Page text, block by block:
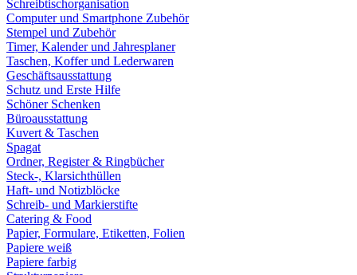
Schreibtischorganisation
Computer und Smartphone Zubehör
Stempel und Zubehör
Timer, Kalender und Jahresplaner
Taschen, Koffer und Lederwaren
Geschäftsausstattung
Schutz und Erste Hilfe
Schöner Schenken
Büroausstattung
Kuvert & Taschen
Spagat
Ordner, Register & Ringbücher
Steck-, Klarsichthüllen
Haft- und Notizblöcke
Schreib- und Markierstifte
Catering & Food
Papier, Formulare, Etiketten, Folien
Papiere weiß
Papiere farbig